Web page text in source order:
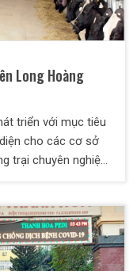
Long Hoàng
triển với mục tiêu
cho các cơ sở
trại chuyên nghiệp